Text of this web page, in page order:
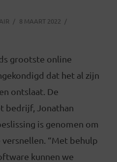
8 MAART 2022
grootste online
dat het al zijn
ontslaat. De
bedrijf, Jonathan
is genomen om
“Met behulp
kunnen we